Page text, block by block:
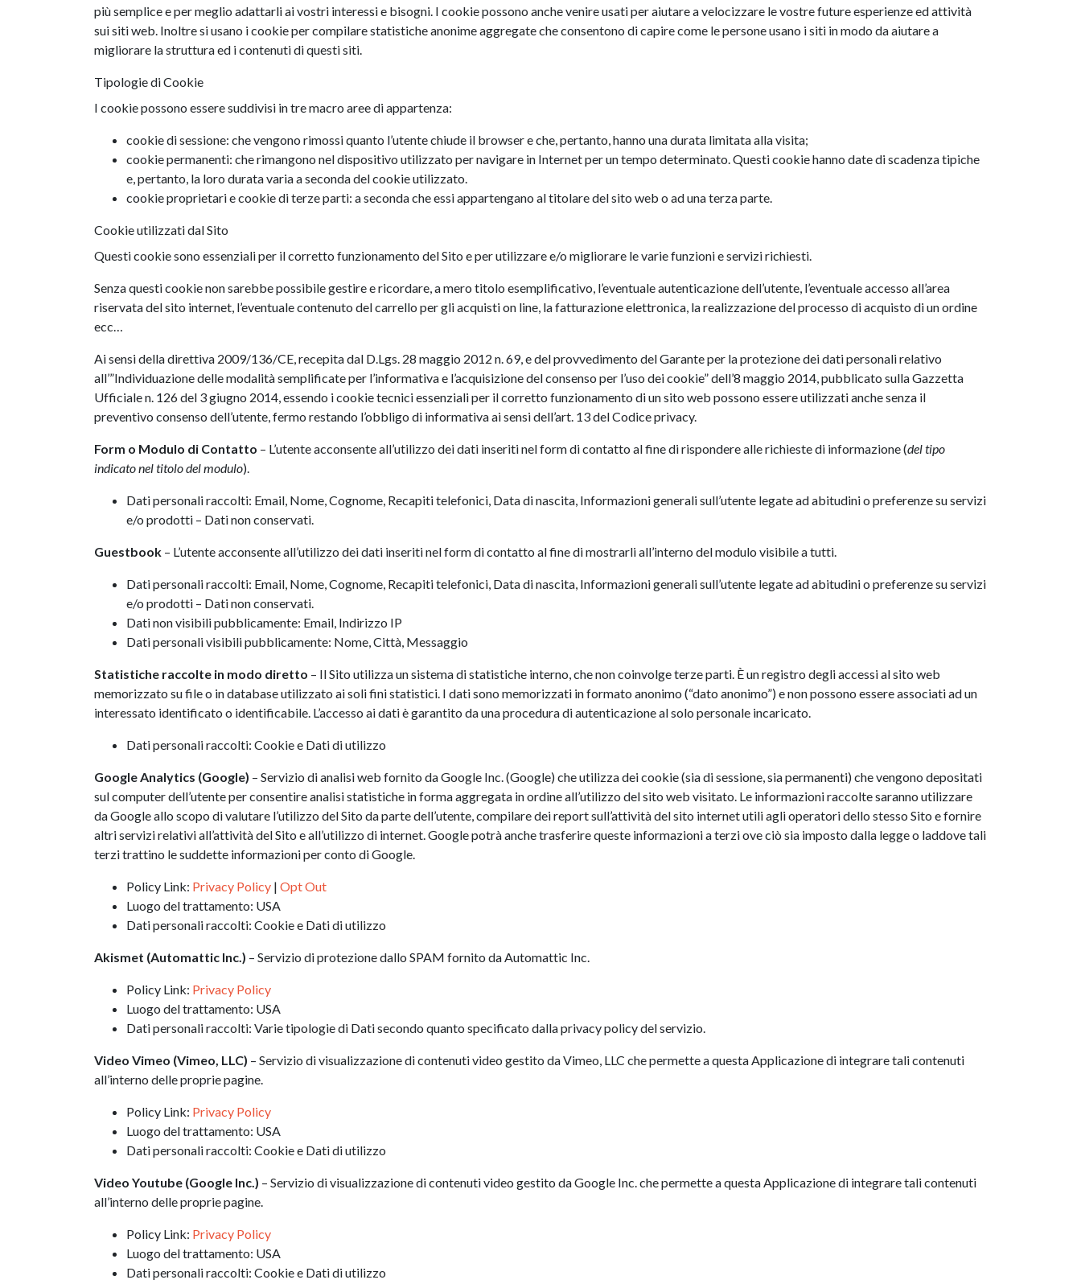
più semplice e per meglio adattarli ai vostri interessi e bisogni. I cookie possono anche venire usati per aiutare a velocizzare le vostre future esperienze ed attività
sui siti web. Inoltre si usano i cookie per compilare statistiche anonime aggregate che consentono di capire come le persone usano i siti in modo da aiutare a
migliorare la struttura ed i contenuti di questi siti.
Tipologie di Cookie
I cookie possono essere suddivisi in tre macro aree di appartenza:
cookie di sessione: che vengono rimossi quanto l’utente chiude il browser e che, pertanto, hanno una durata limitata alla visita;
cookie permanenti: che rimangono nel dispositivo utilizzato per navigare in Internet per un tempo determinato. Questi cookie hanno date di scadenza tipiche
e, pertanto, la loro durata varia a seconda del cookie utilizzato.
cookie proprietari e cookie di terze parti: a seconda che essi appartengano al titolare del sito web o ad una terza parte.
Cookie utilizzati dal Sito
Questi cookie sono essenziali per il corretto funzionamento del Sito e per utilizzare e/o migliorare le varie funzioni e servizi richiesti.
Senza questi cookie non sarebbe possibile gestire e ricordare, a mero titolo esemplificativo, l’eventuale autenticazione dell’utente, l’eventuale accesso all’area
riservata del sito internet, l’eventuale contenuto del carrello per gli acquisti on line, la fatturazione elettronica, la realizzazione del processo di acquisto di un ordine
ecc…
Ai sensi della direttiva 2009/136/CE, recepita dal D.Lgs. 28 maggio 2012 n. 69, e del provvedimento del Garante per la protezione dei dati personali relativo
all’”Individuazione delle modalità semplificate per l’informativa e l’acquisizione del consenso per l’uso dei cookie” dell’8 maggio 2014, pubblicato sulla Gazzetta
Ufficiale n. 126 del 3 giugno 2014, essendo i cookie tecnici essenziali per il corretto funzionamento di un sito web possono essere utilizzati anche senza il
preventivo consenso dell’utente, fermo restando l’obbligo di informativa ai sensi dell’art. 13 del Codice privacy.
Form o Modulo di Contatto – L’utente acconsente all’utilizzo dei dati inseriti nel form di contatto al fine di rispondere alle richieste di informazione (del tipo
indicato nel titolo del modulo).
Dati personali raccolti: Email, Nome, Cognome, Recapiti telefonici, Data di nascita, Informazioni generali sull’utente legate ad abitudini o preferenze su servizi
e/o prodotti – Dati non conservati.
Guestbook – L’utente acconsente all’utilizzo dei dati inseriti nel form di contatto al fine di mostrarli all’interno del modulo visibile a tutti.
Dati personali raccolti: Email, Nome, Cognome, Recapiti telefonici, Data di nascita, Informazioni generali sull’utente legate ad abitudini o preferenze su servizi
e/o prodotti – Dati non conservati.
Dati non visibili pubblicamente: Email, Indirizzo IP
Dati personali visibili pubblicamente: Nome, Città, Messaggio
Statistiche raccolte in modo diretto – Il Sito utilizza un sistema di statistiche interno, che non coinvolge terze parti. È un registro degli accessi al sito web
memorizzato su file o in database utilizzato ai soli fini statistici. I dati sono memorizzati in formato anonimo (“dato anonimo”) e non possono essere associati ad un
interessato identificato o identificabile. L’accesso ai dati è garantito da una procedura di autenticazione al solo personale incaricato.
Dati personali raccolti: Cookie e Dati di utilizzo
Google Analytics (Google) – Servizio di analisi web fornito da Google Inc. (Google) che utilizza dei cookie (sia di sessione, sia permanenti) che vengono depositati
sul computer dell’utente per consentire analisi statistiche in forma aggregata in ordine all’utilizzo del sito web visitato. Le informazioni raccolte saranno utilizzare
da Google allo scopo di valutare l’utilizzo del Sito da parte dell’utente, compilare dei report sull’attività del sito internet utili agli operatori dello stesso Sito e fornire
altri servizi relativi all’attività del Sito e all’utilizzo di internet. Google potrà anche trasferire queste informazioni a terzi ove ciò sia imposto dalla legge o laddove tali
terzi trattino le suddette informazioni per conto di Google.
Policy Link: Privacy Policy | Opt Out
Luogo del trattamento: USA
Dati personali raccolti: Cookie e Dati di utilizzo
Akismet (Automattic Inc.) – Servizio di protezione dallo SPAM fornito da Automattic Inc.
Policy Link: Privacy Policy
Luogo del trattamento: USA
Dati personali raccolti: Varie tipologie di Dati secondo quanto specificato dalla privacy policy del servizio.
Video Vimeo (Vimeo, LLC) – Servizio di visualizzazione di contenuti video gestito da Vimeo, LLC che permette a questa Applicazione di integrare tali contenuti
all’interno delle proprie pagine.
Policy Link: Privacy Policy
Luogo del trattamento: USA
Dati personali raccolti: Cookie e Dati di utilizzo
Video Youtube (Google Inc.) – Servizio di visualizzazione di contenuti video gestito da Google Inc. che permette a questa Applicazione di integrare tali contenuti
all’interno delle proprie pagine.
Policy Link: Privacy Policy
Luogo del trattamento: USA
Dati personali raccolti: Cookie e Dati di utilizzo